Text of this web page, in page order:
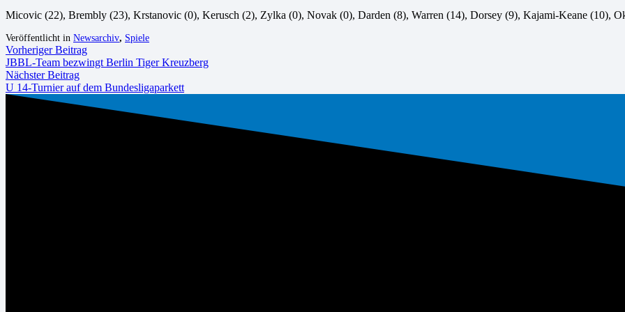
Micovic (22), Brembly (23), Krstanovic (0), Kerusch (2), Zylka (0), Novak (0), Darden (8), Warren (14), Dorsey (9), Kajami-Keane (10),
Veröffentlicht in Newsarchiv, Spiele
Vorheriger Beitrag
JBBL-Team bezwingt Berlin Tiger Kreuzberg
Nächster Beitrag
U 14-Turnier auf dem Bundesligaparkett